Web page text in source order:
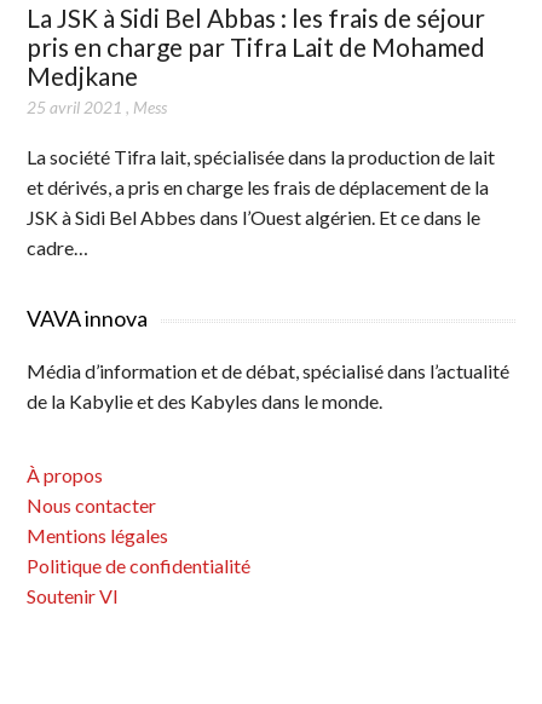
La JSK à Sidi Bel Abbas : les frais de séjour
pris en charge par Tifra Lait de Mohamed
Medjkane
25 avril 2021 , Mess
La société Tifra lait, spécialisée dans la production de lait
et dérivés, a pris en charge les frais de déplacement de la
JSK à Sidi Bel Abbes dans l’Ouest algérien. Et ce dans le
cadre…
VAVA innova
Média d’information et de débat, spécialisé dans l’actualité
de la Kabylie et des Kabyles dans le monde.
À propos
Nous contacter
Mentions légales
Politique de confidentialité
Soutenir VI